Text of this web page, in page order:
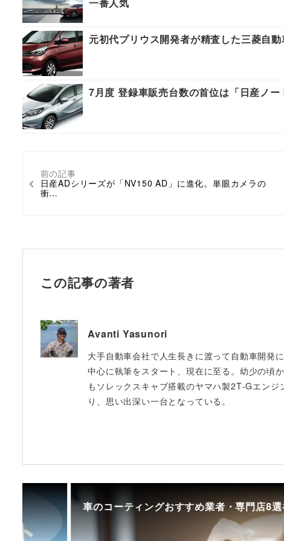
前の記事
日産ADシリーズが「NV150 AD」に進化。単眼カメラの
衝…
元初代プリウス開発者が精査した三菱自
7月度 登録車販売台数の首位は「日産ノ
この記事の著者
Avanti Yasunori
大手自動車会社で人生長きに渡って自動車開
中心に執筆をスタート、現在に至る。幼少の頃
もソレックスキャブ搭載のヤマハ製2T‐Gエン
り、思い出深い一台となっている。
ーティングおすすめ業者・専門店8選を比較｜種類や選び方